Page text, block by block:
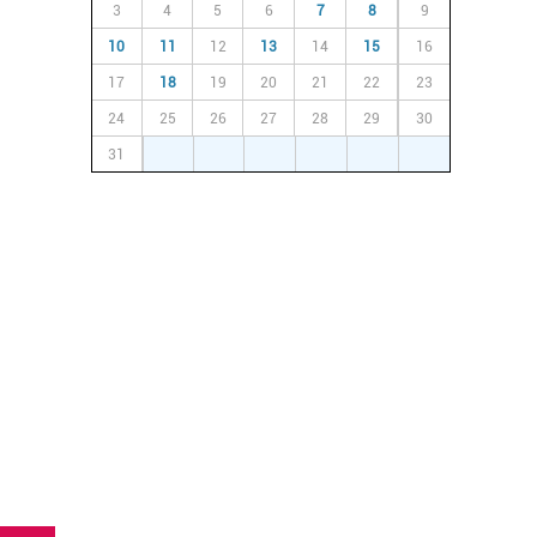
3 4 5 6 7 8 9
10 11 12 13 14 15 16
17 18 19 20 21 22 23
24 25 26 27 28 29 30
31